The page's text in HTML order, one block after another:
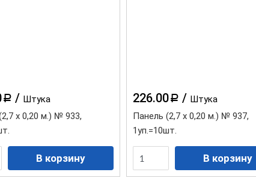
a / Штука
х 0,20 м.) № 933,
226.00 a / Штука
Панель (2,7 х 0,20 м.) № 937,
1уп.=10шт.